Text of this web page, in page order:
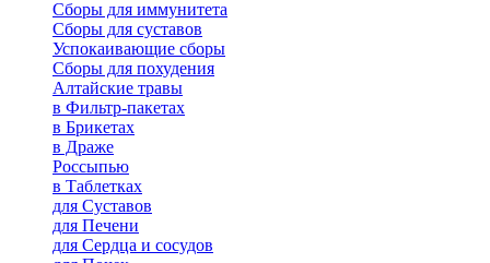
Сборы для иммунитета
Сборы для суставов
Успокаивающие сборы
Сборы для похудения
Алтайские травы
в Фильтр-пакетах
в Брикетах
в Драже
Россыпью
в Таблетках
для Cуставов
для Печени
для Сердца и сосудов